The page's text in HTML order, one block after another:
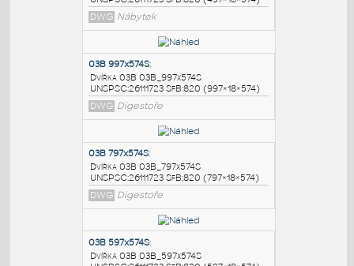
03B 497x574S:
Dvířka 03B 03B_497x574S
UNSPSC:26111723 SfB:820 (497×18×574)
Nábytek